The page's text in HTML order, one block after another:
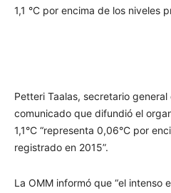
1,1 °C por encima de los niveles
Petteri Taalas, secretario
comunicado que difundió el
1,1°C “representa 0,06°C por
registrado en 2015”.
La OMM informó que “el intenso